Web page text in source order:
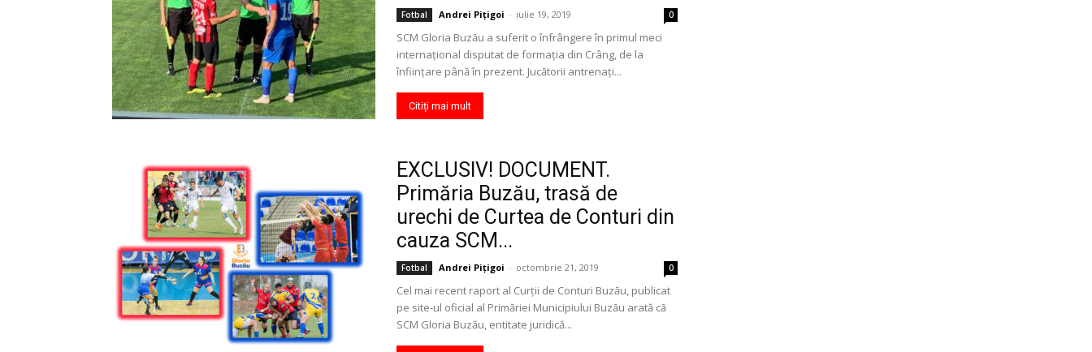
Fotbal Andrei Pițigoi - iulie 19, 2019 0
SCM Gloria Buzău a suferit o înfrângere în primul meci
internaţional disputat de formaţia din Crâng, de la
înfiinţare până în prezent. Jucătorii antrenaţi...
Citiți mai mult
EXCLUSIV! DOCUMENT.
Primăria Buzău, trasă de
urechi de Curtea de Conturi din
cauza SCM...
Fotbal Andrei Pițigoi - octombrie 21, 2019 0
Cel mai recent raport al Curţii de Conturi Buzău, publicat
pe site-ul oficial al Primăriei Municipiului Buzău arată că
SCM Gloria Buzău, entitate juridică...